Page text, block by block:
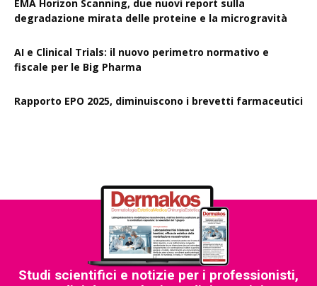
EMA Horizon Scanning, due nuovi report sulla
degradazione mirata delle proteine e la microgravità
AI e Clinical Trials: il nuovo perimetro normativo e
fiscale per le Big Pharma
Rapporto EPO 2025, diminuiscono i brevetti farmaceutici
Studi scientifici e notizie per i professionisti,